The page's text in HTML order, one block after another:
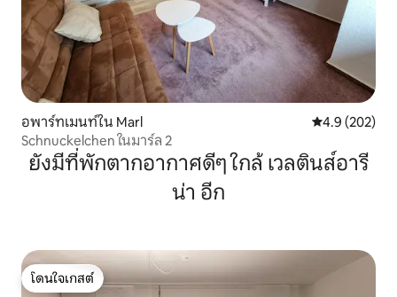
อพาร์ทเมนท์ใน Marl คะแนนเฉลี่ย
4.9 (202)
Schnuckelchen ในมาร์ล 2
ยังมีที่พักตากอากาศดีๆ ใกล้ เวลตินส์อารี
น่า อีก
โดนใจเกสต์
โดนใจเกสต์